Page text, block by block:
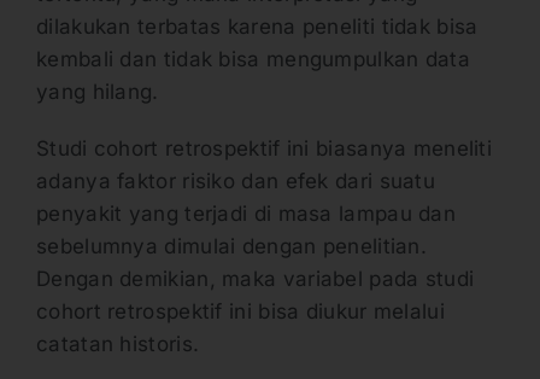
dilakukan terbatas karena peneliti tidak bisa
kembali dan tidak bisa mengumpulkan data
yang hilang.
Studi cohort retrospektif ini biasanya meneliti
adanya faktor risiko dan efek dari suatu
penyakit yang terjadi di masa lampau dan
sebelumnya dimulai dengan penelitian.
Dengan demikian, maka variabel pada studi
cohort retrospektif ini bisa diukur melalui
catatan historis.